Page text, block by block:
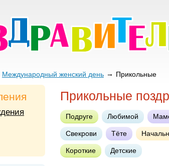
Международный женский день Прикольные
Прикольные
Подруге Любимой
Свекрови Тёте
Короткие Детские